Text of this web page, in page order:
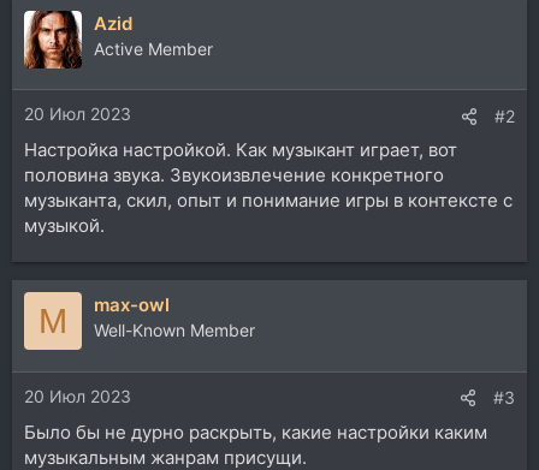
к
ц
и
Azid
Active Member
20 Июл 2023 #2
Настройка настройкой. Как музыкант играет, вот
половина звука. Звукоизвлечение конкретного
музыканта, скил, опыт и понимание игры в контексте с
музыкой.
M max-owl
Well-Known Member
20 Июл 2023 #3
Было бы не дурно раскрыть, какие настройки каким
музыкальным жанрам присущи.